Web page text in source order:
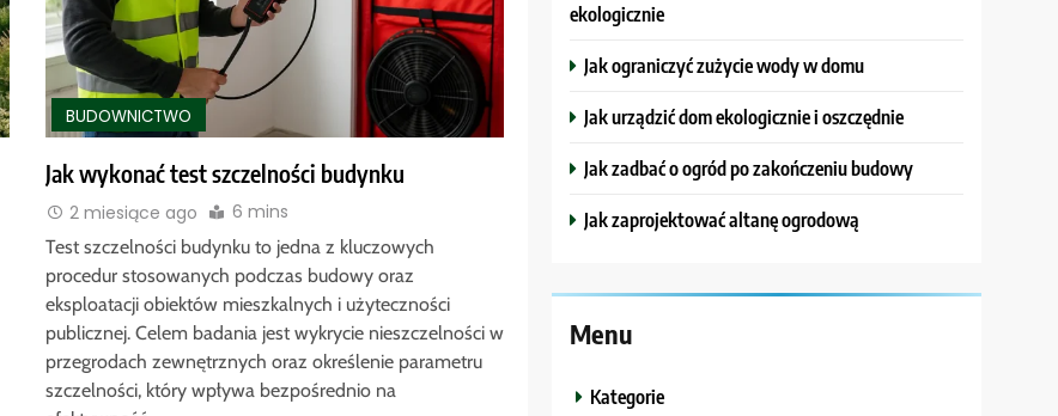
BUDOWNICTWO
Jak wykonać test szczelności budynku
2 miesiące ago 6 mins
Test szczelności budynku to jedna z kluczowych
procedur stosowanych podczas budowy oraz
eksploatacji obiektów mieszkalnych i użyteczności
publicznej. Celem badania jest wykrycie nieszczelności w
przegrodach zewnętrznych oraz określenie parametru
szczelności, który wpływa bezpośrednio na
ekologicznie
Jak ograniczyć zużycie wody w domu
Jak urządzić dom ekologicznie i oszczędnie
Jak zadbać o ogród po zakończeniu budowy
Jak zaprojektować altanę ogrodową
Menu
Kategorie